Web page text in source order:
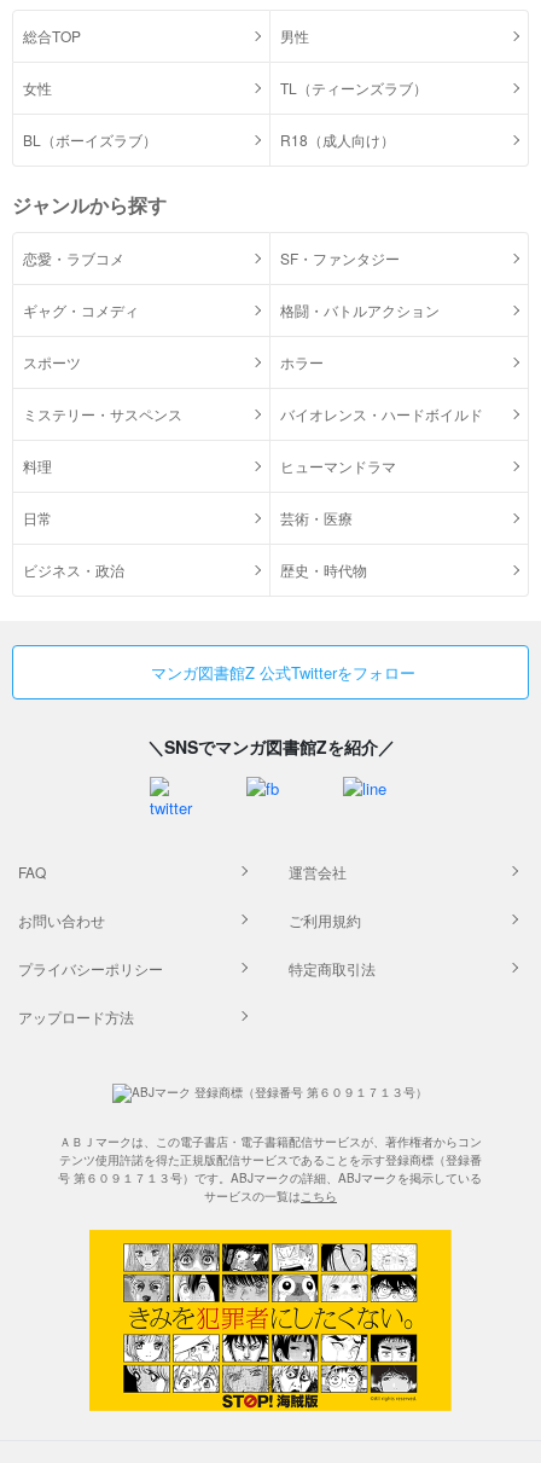
総合TOP 男性
女性 TL（ティーンズラブ）
BL（ボーイズラブ） R18（成人向け）
ジャンルから探す
恋愛・ラブコメ SF・ファンタジー
ギャグ・コメディ 格闘・バトルアクション
スポーツ ホラー
ミステリー・サスペンス バイオレンス・ハードボイルド
料理 ヒューマンドラマ
日常 芸術・医療
ビジネス・政治 歴史・時代物
マンガ図書館Z 公式Twitterをフォロー
＼SNSでマンガ図書館Zを紹介／
FAQ 運営会社
お問い合わせ ご利用規約
プライバシーポリシー 特定商取引法
アップロード方法
ＡＢＪマークは、この電子書店・電子書籍配信サービスが、著作権者からコン
テンツ使用許諾を得た正規版配信サービスであることを示す登録商標（登録番
号 第６０９１７１３号）です。ABJマークの詳細、ABJマークを掲示している
サービスの一覧はこちら